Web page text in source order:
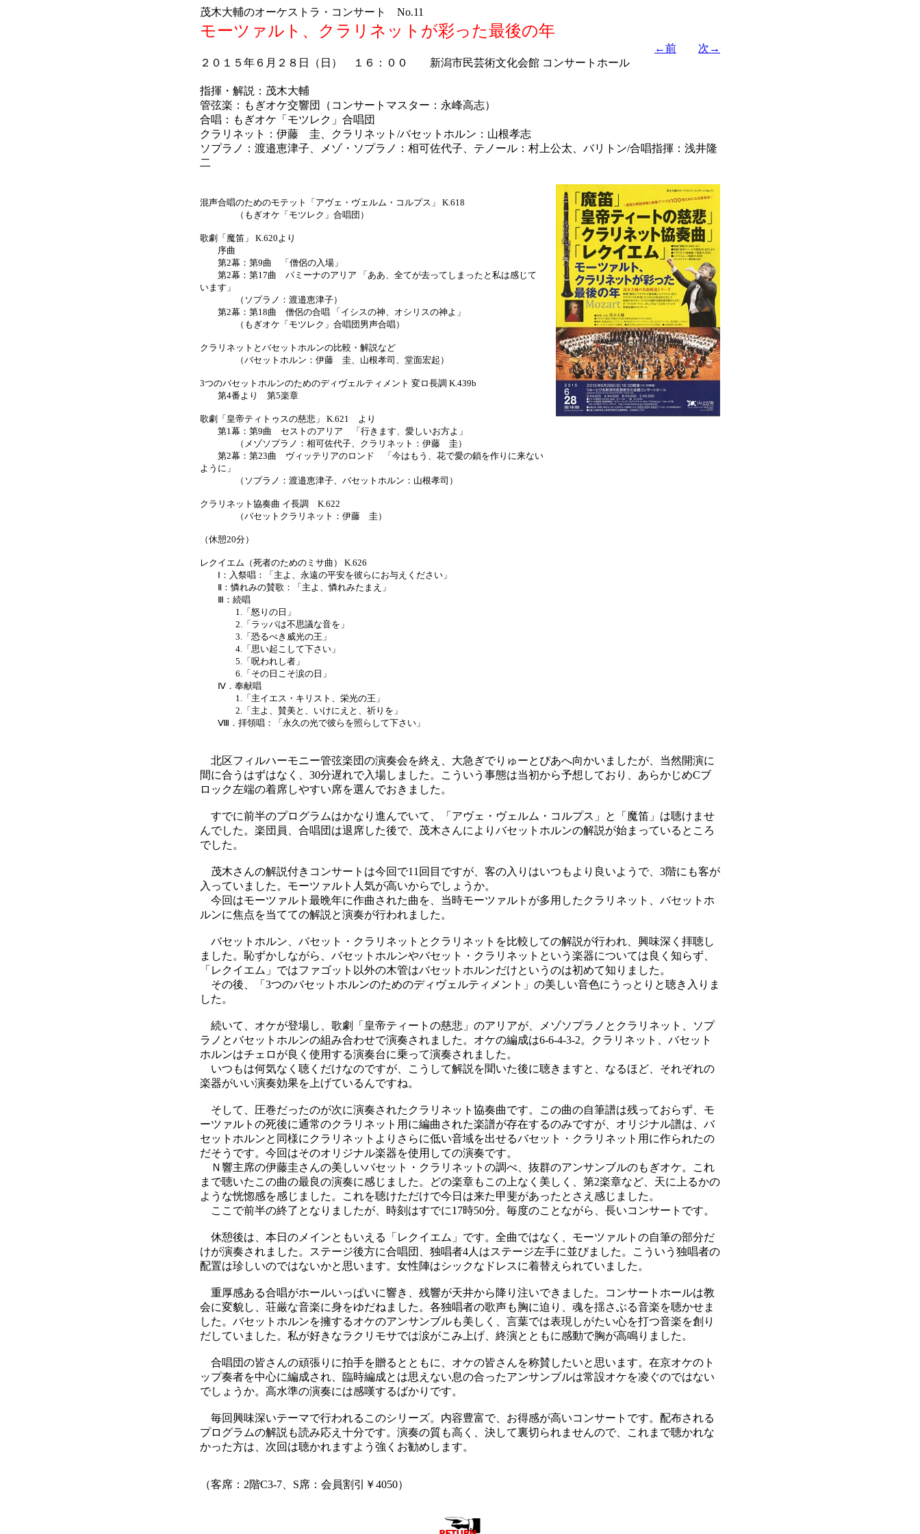
茂木大輔のオーケストラ・コンサート No.11
モーツァルト、クラリネットが彩った最後の年
←前
次→
２０１５年６月２８日（日） １６：００ 新潟市民芸術文化会館 コンサートホール
指揮・解説：茂木大輔
管弦楽：もぎオケ交響団（コンサートマスター：永峰高志）
合唱：もぎオケ「モツレク」合唱団
クラリネット：伊藤 圭、クラリネット/バセットホルン：山根孝志
ソプラノ：渡邉恵津子、メゾ・ソプラノ：相可佐代子、テノール：村上公太、バリトン/合唱指揮：浅井隆
二
混声合唱のためのモテット「アヴェ・ヴェルム・コルプス」 K.618
（もぎオケ「モツレク」合唱団）
歌劇「魔笛」 K.620より
序曲
第2幕：第9曲 「僧侶の入場」
第2幕：第17曲 パミーナのアリア 「ああ、全てが去ってしまったと私は感じて
います」
（ソプラノ：渡邉恵津子）
第2幕：第18曲 僧侶の合唱 「イシスの神、オシリスの神よ」
（もぎオケ「モツレク」合唱団男声合唱）
クラリネットとバセットホルンの比較・解説など
（バセットホルン：伊藤 圭、山根孝司、堂面宏起）
3つのバセットホルンのためのディヴェルティメント 変ロ長調 K.439b
第4番より 第5楽章
歌劇「皇帝ティトゥスの慈悲」 K.621 より
第1幕：第9曲 セストのアリア 「行きます、愛しいお方よ」
（メゾソプラノ：相可佐代子、クラリネット：伊藤 圭）
第2幕：第23曲 ヴィッテリアのロンド 「今はもう、花で愛の鎖を作りに来ない
ように」
（ソプラノ：渡邉恵津子、バセットホルン：山根孝司）
クラリネット協奏曲 イ長調 K.622
（バセットクラリネット：伊藤 圭）
（休憩20分）
レクイエム（死者のためのミサ曲） K.626
Ⅰ：入祭唱：「主よ、永遠の平安を彼らにお与えください」
Ⅱ：憐れみの賛歌：「主よ、憐れみたまえ」
Ⅲ：続唱
1.「怒りの日」
2.「ラッパは不思議な音を」
3.「恐るべき威光の王」
4.「思い起こして下さい」
5.「呪われし者」
6.「その日こそ涙の日」
Ⅳ．奉献唱
1.「主イエス・キリスト、栄光の王」
2.「主よ、賛美と、いけにえと、祈りを」
Ⅷ．拝領唱：「永久の光で彼らを照らして下さい」
北区フィルハーモニー管弦楽団の演奏会を終え、大急ぎでりゅーとぴあへ向かいましたが、当然開演に
間に合うはずはなく、30分遅れで入場しました。こういう事態は当初から予想しており、あらかじめCブ
ロック左端の着席しやすい席を選んでおきました。
すでに前半のプログラムはかなり進んでいて、「アヴェ・ヴェルム・コルプス」と「魔笛」は聴けませ
んでした。楽団員、合唱団は退席した後で、茂木さんによりバセットホルンの解説が始まっているところ
でした。
茂木さんの解説付きコンサートは今回で11回目ですが、客の入りはいつもより良いようで、3階にも客が
入っていました。モーツァルト人気が高いからでしょうか。
今回はモーツァルト最晩年に作曲された曲を、当時モーツァルトが多用したクラリネット、バセットホ
ルンに焦点を当てての解説と演奏が行われました。
バセットホルン、バセット・クラリネットとクラリネットを比較しての解説が行われ、興味深く拝聴し
ました。恥ずかしながら、バセットホルンやバセット・クラリネットという楽器については良く知らず、
「レクイエム」ではファゴット以外の木管はバセットホルンだけというのは初めて知りました。
その後、「3つのバセットホルンのためのディヴェルティメント」の美しい音色にうっとりと聴き入りま
した。
続いて、オケが登場し、歌劇「皇帝ティートの慈悲」のアリアが、メゾソプラノとクラリネット、ソプ
ラノとバセットホルンの組み合わせで演奏されました。オケの編成は6-6-4-3-2。クラリネット、バセット
ホルンはチェロが良く使用する演奏台に乗って演奏されました。
いつもは何気なく聴くだけなのですが、こうして解説を聞いた後に聴きますと、なるほど、それぞれの
楽器がいい演奏効果を上げているんですね。
そして、圧巻だったのが次に演奏されたクラリネット協奏曲です。この曲の自筆譜は残っておらず、モ
ーツァルトの死後に通常のクラリネット用に編曲された楽譜が存在するのみですが、オリジナル譜は、バ
セットホルンと同様にクラリネットよりさらに低い音域を出せるバセット・クラリネット用に作られたの
だそうです。今回はそのオリジナル楽器を使用しての演奏です。
Ｎ響主席の伊藤圭さんの美しいバセット・クラリネットの調べ、抜群のアンサンブルのもぎオケ。これ
まで聴いたこの曲の最良の演奏に感じました。どの楽章もこの上なく美しく、第2楽章など、天に上るかの
ような恍惚感を感じました。これを聴けただけで今日は来た甲斐があったとさえ感じました。
ここで前半の終了となりましたが、時刻はすでに17時50分。毎度のことながら、長いコンサートです。
休憩後は、本日のメインともいえる「レクイエム」です。全曲ではなく、モーツァルトの自筆の部分だ
けが演奏されました。ステージ後方に合唱団、独唱者4人はステージ左手に並びました。こういう独唱者の
配置は珍しいのではないかと思います。女性陣はシックなドレスに着替えられていました。
重厚感ある合唱がホールいっぱいに響き、残響が天井から降り注いできました。コンサートホールは教
会に変貌し、荘厳な音楽に身をゆだねました。各独唱者の歌声も胸に迫り、魂を揺さぶる音楽を聴かせま
した。バセットホルンを擁するオケのアンサンブルも美しく、言葉では表現しがたい心を打つ音楽を創り
だしていました。私が好きなラクリモサでは涙がこみ上げ、終演とともに感動で胸が高鳴りました。
合唱団の皆さんの頑張りに拍手を贈るとともに、オケの皆さんを称賛したいと思います。在京オケのト
ップ奏者を中心に編成され、臨時編成とは思えない息の合ったアンサンブルは常設オケを凌ぐのではない
でしょうか。高水準の演奏には感嘆するばかりです。
毎回興味深いテーマで行われるこのシリーズ。内容豊富で、お得感が高いコンサートです。配布される
プログラムの解説も読み応え十分です。演奏の質も高く、決して裏切られませんので、これまで聴かれな
かった方は、次回は聴かれますよう強くお勧めします。
（客席：2階C3-7、S席：会員割引￥4050）